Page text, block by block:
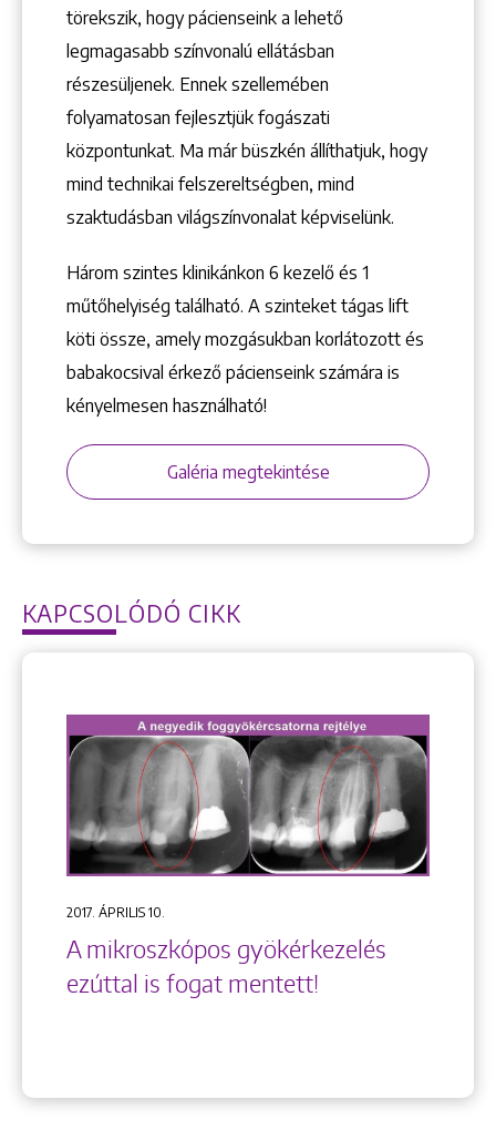
törekszik, hogy pácienseink a lehető
legmagasabb színvonalú ellátásban
részesüljenek. Ennek szellemében
folyamatosan fejlesztjük fogászati
központunkat. Ma már büszkén állíthatjuk, hogy
mind technikai felszereltségben, mind
szaktudásban világszínvonalat képviselünk.
Három szintes klinikánkon 6 kezelő ­és 1
műtőhelyiség található. A szinteket tágas lift
köti össze, amely mozgásukban korlátozott és
babakocsival érkező pácienseink számára is
kényelmesen használható!
Galéria megtekintése
KAPCSOLÓDÓ CIKK
2017. ÁPRILIS 10.
A mikroszkópos gyökérkezelés
ezúttal is fogat mentett!